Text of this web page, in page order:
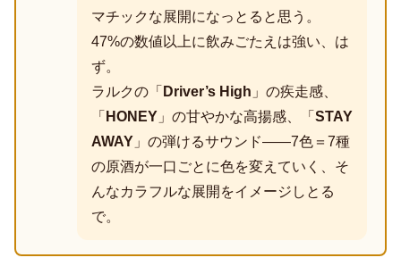
マチックな展開になっとると思う。
47%の数値以上に飲みごたえは強い、は
ず。
ラルクの「 Driver’s High 」の疾走感、
「 HONEY 」の甘やかな高揚感、「 STAY
AWAY 」の弾けるサウンド――7色＝7種
の原酒が一口ごとに色を変えていく、そ
んなカラフルな展開をイメージしとる
で。